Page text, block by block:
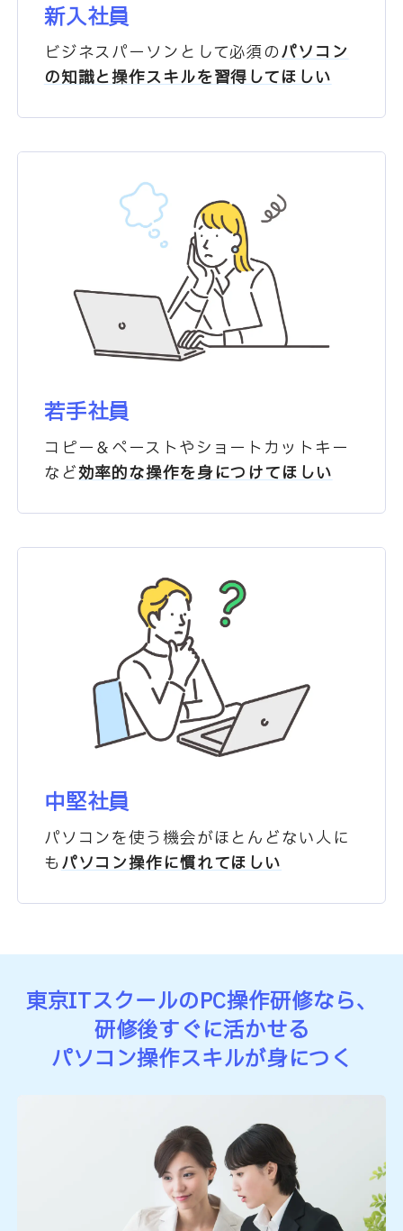
新入社員
ビジネスパーソンとして必須のパソコン
の知識と操作スキルを習得してほしい
若手社員
コピー＆ペーストやショートカットキー
など効率的な操作を身につけてほしい
中堅社員
パソコンを使う機会がほとんどない人に
もパソコン操作に慣れてほしい
東京ITスクールのPC操作研修なら、
研修後すぐに活かせる
パソコン操作スキルが身につく